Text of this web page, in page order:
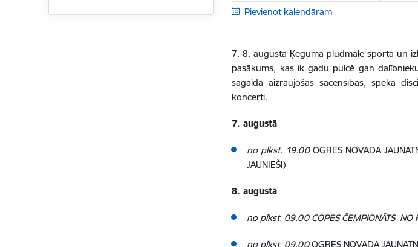
Pievienot kalendāram
7.-8. augustā Ķeguma pludmalē sporta un
pasākums, kas ik gadu pulcē gan
sagaida aizraujošas sacensības, spēka
koncerti.
7. augustā
no plkst. 19.00OGRES NOVADA
JAUNIEŠI)
8. augustā
no plkst. 09.00 COPES ČEMPIONĀTS NO
no plkst. 09.00OGRES NOVADA